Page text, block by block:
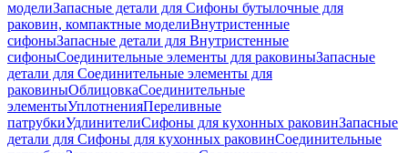
моделиЗапасные детали для Сифоны бутылочные для
раковин, компактные моделиВнутристенные
сифоныЗапасные детали для Внутристенные
сифоныСоединительные элементы для раковиныЗапасные
детали для Соединительные элементы для
раковиныОблицовкаСоединительные
элементыУплотненияПереливные
патрубкиУдлинителиСифоны для кухонных раковинЗапасные
детали для Сифоны для кухонных раковинСоединительные